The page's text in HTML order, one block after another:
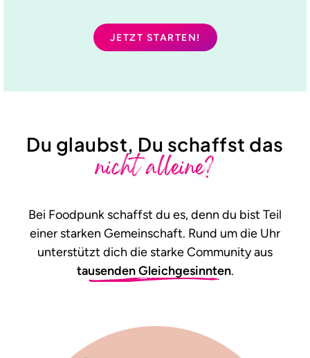
JETZT STARTEN!
Du glaubst, Du schaffst das
nicht alleine?
Bei Foodpunk schaffst du es, denn du bist Teil
einer starken Gemeinschaft. Rund um die Uhr
unterstützt dich die starke Community aus
tausenden Gleichgesinnten.